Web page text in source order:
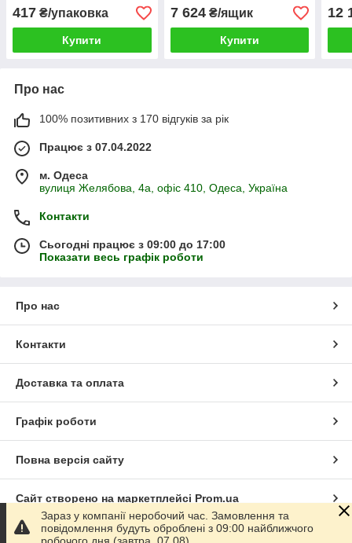
417 ₴/упаковка
Купити
7 624₴/ящик
Купити
12
Про нас
100% позитивних з 170 відгуків за рік
Працює з 07.04.2022
м. Одеса
вулиця Желябова, 4а, офіс 410, Одеса, Україна
Контакти
Сьогодні працює з 09:00 до 17:00
Показати весь графік роботи
Про нас
Контакти
Доставка та оплата
Графік роботи
Повна версія сайту
Сайт створено на маркетплейсі Prom.ua
Політика конфіденційності
Зараз у компанії неробочий час. Замовлення та
повідомлення будуть оброблені з 09:00 найближчого